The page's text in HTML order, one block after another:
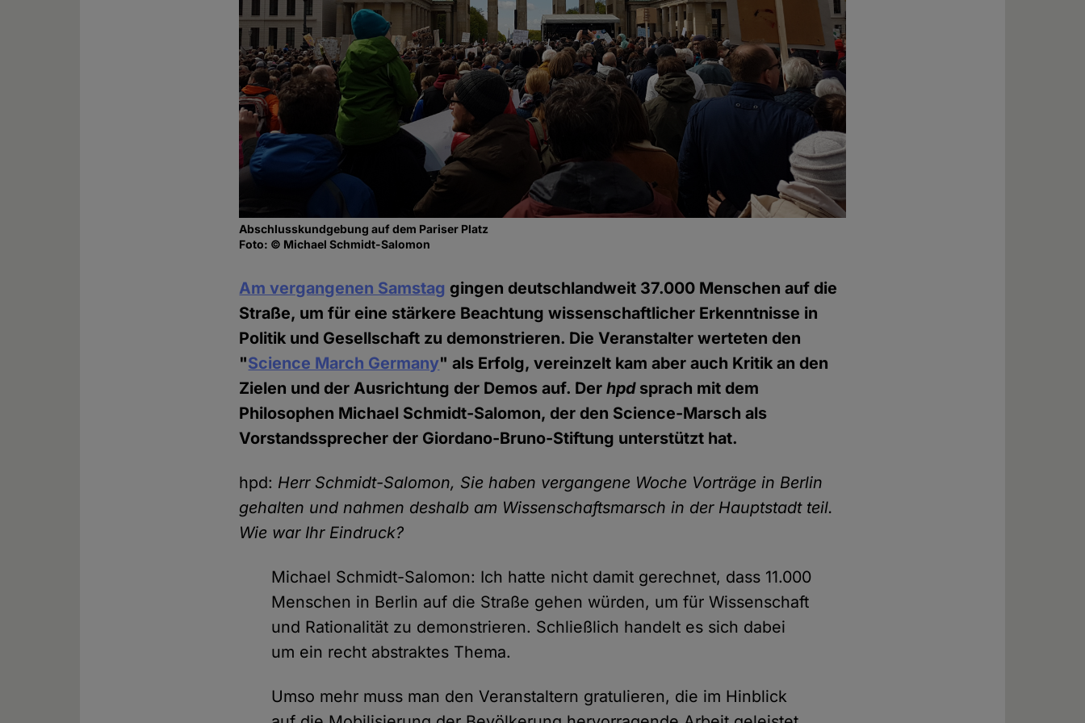
Abschlusskundgebung auf dem Pariser Platz
Foto: © Michael Schmidt-Salomon
Am vergangenen Samstag gingen deutschlandweit 37.000 Menschen auf die
Straße, um für eine stärkere Beachtung wissenschaftlicher Erkenntnisse in
Politik und Gesellschaft zu demonstrieren. Die Veranstalter werteten den
"Science March Germany" als Erfolg, vereinzelt kam aber auch Kritik an den
Zielen und der Ausrichtung der Demos auf. Derhpdsprach mit dem
Philosophen Michael Schmidt-Salomon, der den Science-Marsch als
Vorstandssprecher der Giordano-Bruno-Stiftung unterstützt hat.
hpd: Herr Schmidt-Salomon, Sie haben vergangene Woche Vorträge in Berlin
gehalten und nahmen deshalb am Wissenschaftsmarsch in der Hauptstadt teil.
Wie war Ihr Eindruck?
Michael Schmidt-Salomon: Ich hatte nicht damit gerechnet, dass 11.000
Menschen in Berlin auf die Straße gehen würden, um für Wissenschaft
und Rationalität zu demonstrieren. Schließlich handelt es sich dabei
um ein recht abstraktes Thema.
Umso mehr muss man den Veranstaltern gratulieren, die im Hinblick